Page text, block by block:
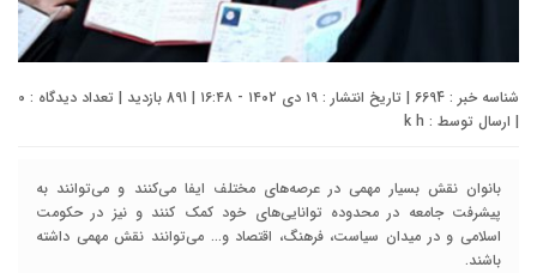
شناسه خبر : 6694 | تاریخ انتشار : ۱۹ دی ۱۴۰۲ - ۱۶:۴۸ | 891 بازدید | تعداد دیدگاه :
0
| ارسال توسط : k h
بانوان نقش بسیار مهمی در عرصه‌های مختلف ایفا می‌کنند و می‌توانند به
پیشرفت جامعه در محدوده توانایی‌های خود کمک کنند و نیز در حکومت
اسلامی و در میدان سیاست، فرهنگ، اقتصاد و... می‌توانند نقش مهمی داشته
باشند.